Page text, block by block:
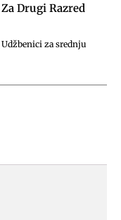
Drugi Razred
Udžbenici za srednju